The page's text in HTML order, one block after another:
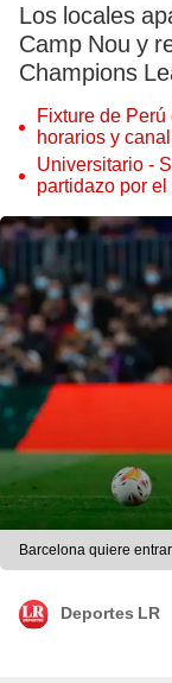
Los locales
Camp Nou y
Champions
Fixture de
horarios y
torneo
Universitario -
partidazo por
Barcelona quiere
Deportes LR